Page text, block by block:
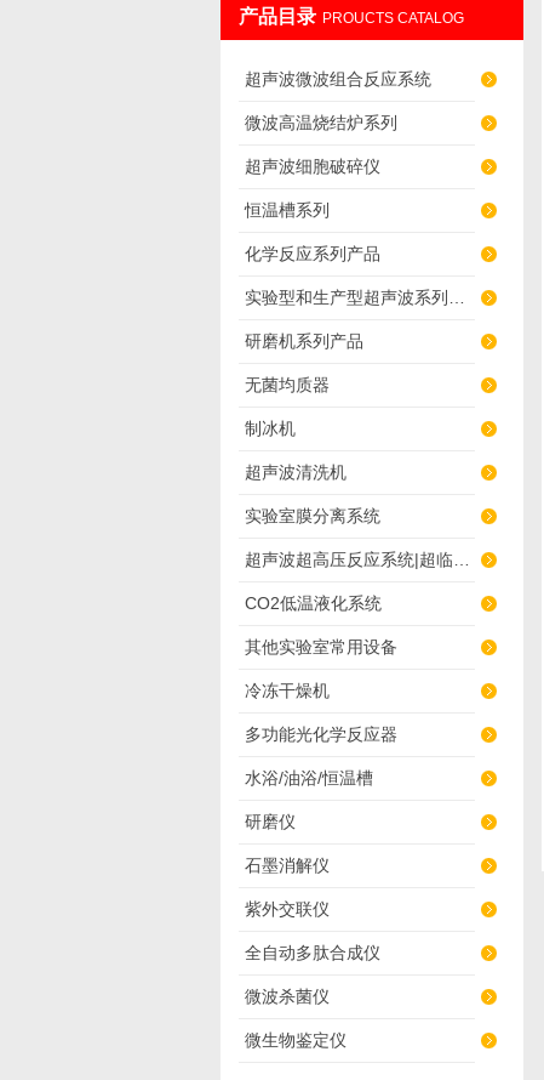
产品目录 PROUCTS CATALOG
超声波微波组合反应系统
微波高温烧结炉系列
超声波细胞破碎仪
恒温槽系列
化学反应系列产品
研磨机系列产品
无菌均质器
制冰机
超声波清洗机
实验室膜分离系统
CO2低温液化系统
其他实验室常用设备
冷冻干燥机
多功能光化学反应器
水浴/油浴/恒温槽
研磨仪
石墨消解仪
紫外交联仪
全自动多肽合成仪
微波杀菌仪
微生物鉴定仪